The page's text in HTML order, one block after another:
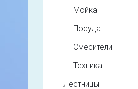
Мойка
Посуда
Смесители
Техника
Лестницы